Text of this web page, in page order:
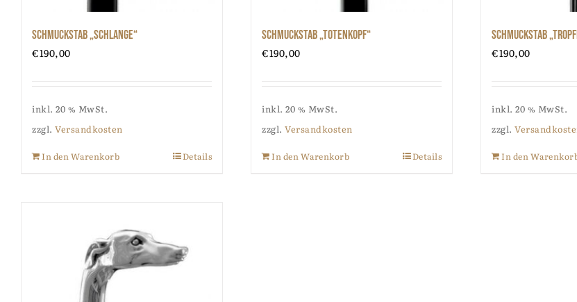
Schmuckstab „Schlange“
€190,00
inkl. 20 % MwSt.
zzgl. Versandkosten
In den Warenkorb Details
Schmuckstab „Totenkopf“
€190,00
inkl. 20 % MwSt.
zzgl. Versandkosten
In den Warenkorb Details
Schmuckstab
€190,00
inkl. 20 % MwSt.
zzgl.
In den